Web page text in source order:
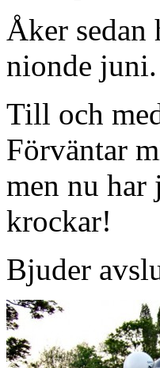
Åker sedan
nionde juni.
Till och
Förväntar
men nu
krockar!
Bjuder